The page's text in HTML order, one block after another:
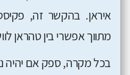
איראן. בהקשר זה,
מתווך אפשרי בין טהראן
בכל מקרה, ספק אם יהיה